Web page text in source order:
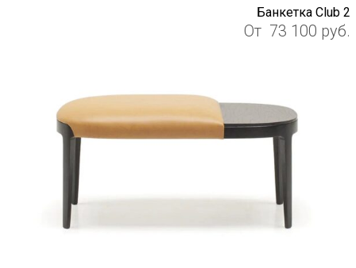
Банкетка Club 2
От 73 100 руб.